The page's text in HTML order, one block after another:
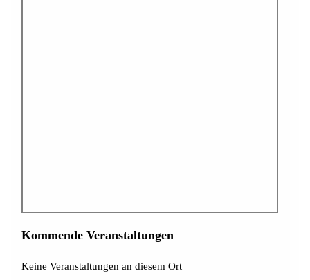
Kommende Veranstaltungen
Keine Veranstaltungen an diesem Ort